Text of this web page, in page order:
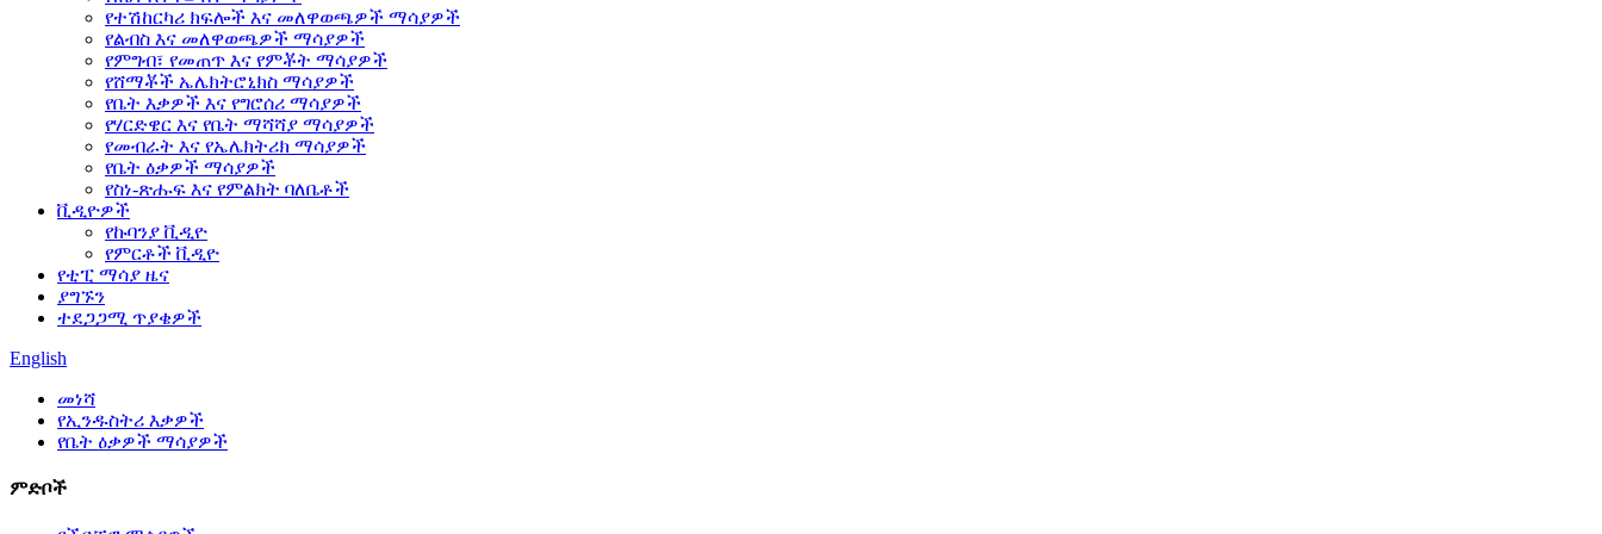
የተሽከርካሪ ክፍሎች እና መለዋወጫዎች ማሳያዎች
የልብስ እና መለዋወጫዎች ማሳያዎች
የምግብ፣ የመጠጥ እና የምቾት ማሳያዎች
የሸማቾች ኤሌክትሮኒክስ ማሳያዎች
የቤት እቃዎች እና የግሮሰሪ ማሳያዎች
የሃርድዌር እና የቤት ማሻሻያ ማሳያዎች
የመብራት እና የኤሌክትሪክ ማሳያዎች
የቤት ዕቃዎች ማሳያዎች
የስነ-ጽሑፍ እና የምልክት ባለቤቶች
ቪዲዮዎች
የኩባንያ ቪዲዮ
የምርቶች ቪዲዮ
የቲፒ ማሳያ ዜና
ያግኙን
ተደጋጋሚ ጥያቄዎች
English
መነሻ
የኢንዱስትሪ እቃዎች
የቤት ዕቃዎች ማሳያዎች
ምድቦች